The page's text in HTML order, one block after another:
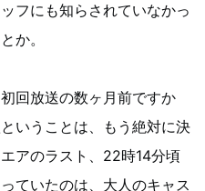
フにも知らされていなかっ
か。
回放送の数ヶ月前ですか
いうことは、もう絶対に決
アのラスト、22時14分頃
ていたのは、大人のキャス